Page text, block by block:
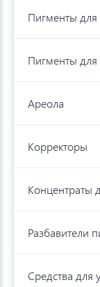
Пигменты для
Пигменты для
Ареола
Корректоры
Концентраты
Разбавители
Средства для